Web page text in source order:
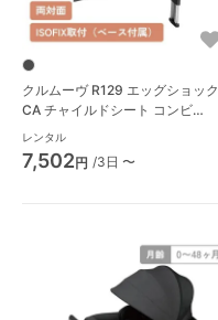
クルムーヴ R129 エッグショック
CA チャイルドシート コンビ
(Combi)
レンタル
7,502円 /3日 〜